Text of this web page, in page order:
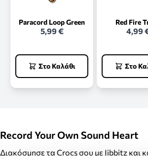
Paracord Loop Green
5,99 €
Στο Καλάθι
Red Fire
4,99
Στο
Record Your Own Sound Heart
Διακόσμησε τα Crocs σου με Jibbitz και